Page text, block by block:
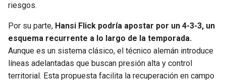
riesgos.
Por su parte, Hansi Flick podría apostar por un 4-3-3, un
esquema recurrente a lo largo de la temporada.
Aunque es un sistema clásico, el técnico alemán introduce
líneas adelantadas que buscan presión alta y control
territorial. Esta propuesta facilita la recuperación en campo